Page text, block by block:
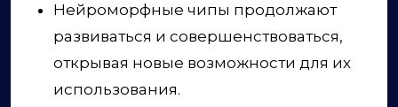
Нейроморфные чипы продолжают
развиваться и совершенствоваться,
открывая новые возможности для их
использования.